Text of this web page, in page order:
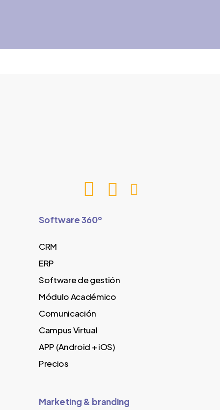
Software 360º
CRM
ERP
Software de gestión
Módulo Académico
Comunicación
Campus Virtual
APP (Android + iOS)
Precios
Marketing & branding